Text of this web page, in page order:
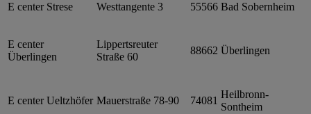
E center Strese Westtangente 3 55566 Bad Sobernheim
E center
Überlingen
Lippertsreuter
Straße 60
88662 Überlingen
E center Ueltzhöfer Mauerstraße 78-90 74081
Heilbronn-
Sontheim